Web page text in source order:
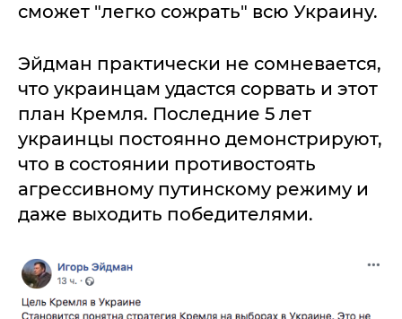
сможет "легко сожрать" всю Украину.
Эйдман практически не сомневается,
что украинцам удастся сорвать и этот
план Кремля. Последние 5 лет
украинцы постоянно демонстрируют,
что в состоянии противостоять
агрессивному путинскому режиму и
даже выходить победителями.